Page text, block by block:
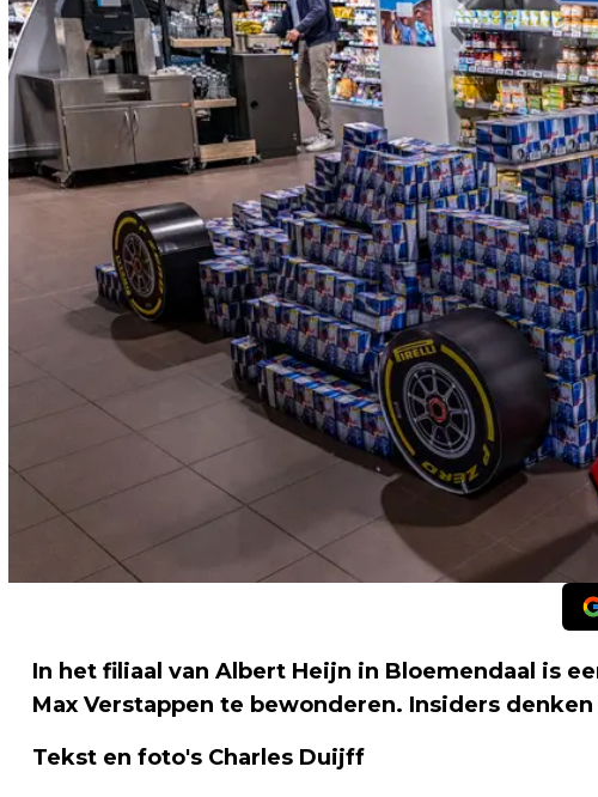
In het filiaal van Albert Heijn in Bloemendaal is
Max Verstappen te bewonderen. Insiders
Tekst en foto's Charles Duijff